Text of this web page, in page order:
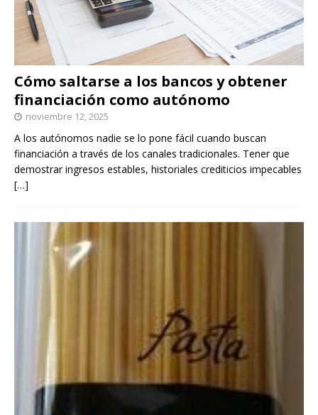
Cómo saltarse a los bancos y obtener
financiación como autónomo
noviembre 12, 2025
A los autónomos nadie se lo pone fácil cuando buscan
financiación a través de los canales tradicionales. Tener que
demostrar ingresos estables, historiales crediticios impecables
[…]